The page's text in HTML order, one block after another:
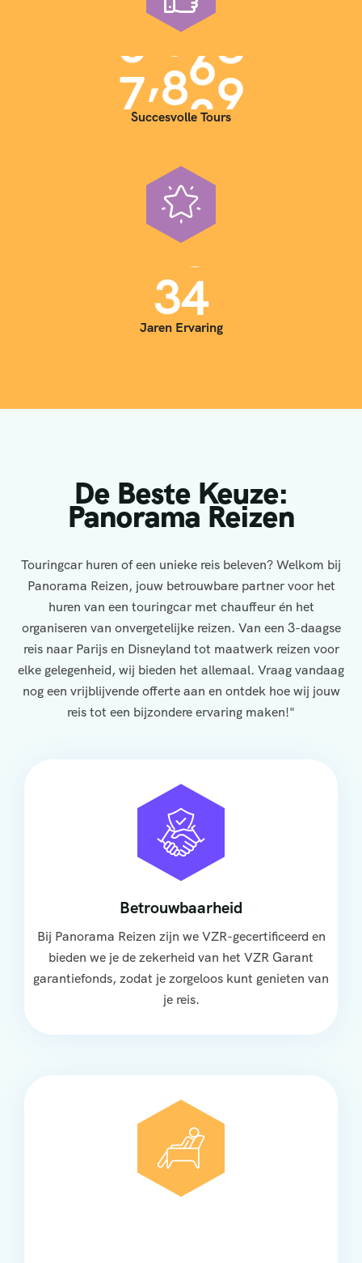
7,000
Succesvolle Tours
35
Jaren Ervaring
De Beste Keuze:
Panorama Reizen
Touringcar huren of een unieke reis beleven? Welkom bij
Panorama Reizen, jouw betrouwbare partner voor het
huren van een touringcar met chauffeur én het
organiseren van onvergetelijke reizen. Van een 3-daagse
reis naar Parijs en Disneyland tot maatwerk reizen voor
elke gelegenheid, wij bieden het allemaal. Vraag vandaag
nog een vrijblijvende offerte aan en ontdek hoe wij jouw
reis tot een bijzondere ervaring maken!"
Betrouwbaarheid
Bij Panorama Reizen zijn we VZR-gecertificeerd en
bieden we je de zekerheid van het VZR Garant
garantiefonds, zodat je zorgeloos kunt genieten van
je reis.